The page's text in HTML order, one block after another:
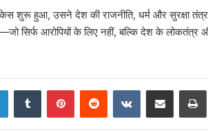
शुरू हुआ, उसने देश की राजनीति, धर्म और सुरक्षा
सिर्फ आरोपियों के लिए नहीं, बल्कि देश के लोकतंत्र